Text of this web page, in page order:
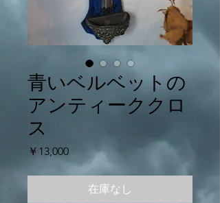
青いベルベットの
アンティーククロ
ス
￥13,000価
格
在庫なし